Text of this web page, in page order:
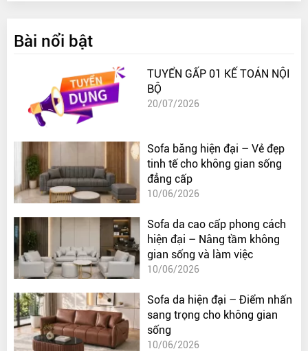
Bài nổi bật
TUYỂN GẤP 01 KẾ TOÁN NỘI
BỘ
20/07/2026
Sofa băng hiện đại – Vẻ đẹp
tinh tế cho không gian sống
đẳng cấp
10/06/2026
Sofa da cao cấp phong cách
hiện đại – Nâng tầm không
gian sống và làm việc
10/06/2026
Sofa da hiện đại – Điểm nhấn
sang trọng cho không gian
sống
10/06/2026